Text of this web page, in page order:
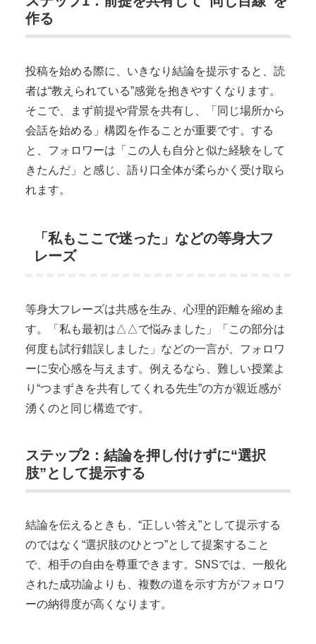
作る
投稿を始める際に、いきなり結論を提示すると、読
者は“教えられている”感覚を抱きやすくなります。
そこで、まず前提や背景を共有し、「同じ場所から
会話を始める」構図を作ることが重要です。する
と、フォロワーは「この人も自分と似た経験をして
きたんだ」と感じ、語り口全体が柔らかく受け取ら
れます。
「私もここで迷った」などの等身大フ
レーズ
等身大フレーズは共感を生み、心理的距離を縮めま
す。「私も最初は△△で悩みました」「この部分は
何度も試行錯誤しました」などの一言が、フォロワ
ーに安心感を与えます。例えるなら、難しい授業よ
り“つまずきを共有してくれる先生”の方が親近感が
湧くのと同じ構造です。
ステップ2：結論を押し付けずに“選択
肢”として提示する
結論を伝えるときも、“正しい答え”として提示する
のではなく“選択肢のひとつ”として提案すること
で、相手の自由を尊重できます。SNSでは、一般化
された成功論よりも、複数の道を示す方がフォロワ
ーの納得度が高くなります。